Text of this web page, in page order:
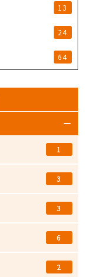
13
24
64
1
3
3
6
2